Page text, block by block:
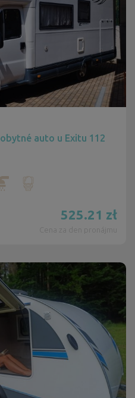
obytné auto u Exitu 112
525.21 zł
Cena za den pronájmu